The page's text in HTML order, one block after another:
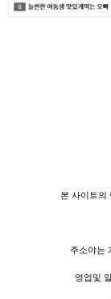
본 사이트의
주소야는
영업및